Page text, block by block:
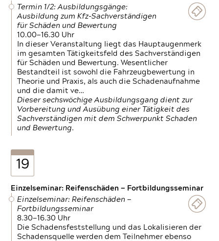
Termin 1/2: Ausbildungsgänge:
Ausbildung zum Kfz-Sachverständigen
für Schäden und Bewertung
10.00—16.30 Uhr
In dieser Veranstaltung liegt das Hauptaugenmerk
im gesamten Tätigkeitsfeld des Sachverständigen
für Schäden und Bewertung. Wesentlicher
Bestandteil ist sowohl die Fahrzeugbewertung in
Theorie und Praxis, als auch die Schadenaufnahme
und die damit ve…
Dieser sechswöchige Ausbildungsgang dient zur
Vorbereitung und Ausübung einer Tätigkeit des
Sachverständigen mit dem Schwerpunkt Schaden
und Bewertung.
19
Einzelseminar: Reifenschäden — Fortbildungsseminar
Einzelseminar: Reifenschäden —
Fortbildungsseminar
8.30—16.30 Uhr
Die Schadensfeststellung und das Lokalisieren der
Schadensquelle werden dem Teilnehmer ebenso